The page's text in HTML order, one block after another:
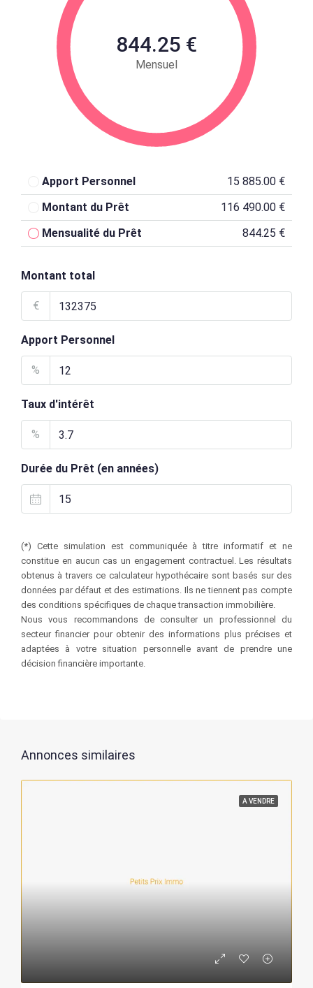
844.25 €
Mensuel
Apport Personnel
15 885.00 €
Montant du Prêt
116 490.00 €
Mensualité du Prêt
844.25 €
Montant total
€
Apport Personnel
%
Taux d'intérêt
%
Durée du Prêt (en années)
(*) Cette simulation est communiquée à titre informatif et ne
constitue en aucun cas un engagement contractuel. Les résultats
obtenus à travers ce calculateur hypothécaire sont basés sur des
données par défaut et des estimations. Ils ne tiennent pas compte
des conditions spécifiques de chaque transaction immobilière.
Nous vous recommandons de consulter un professionnel du
secteur financier pour obtenir des informations plus précises et
adaptées à votre situation personnelle avant de prendre une
décision financière importante.
Annonces similaires
A VENDRE